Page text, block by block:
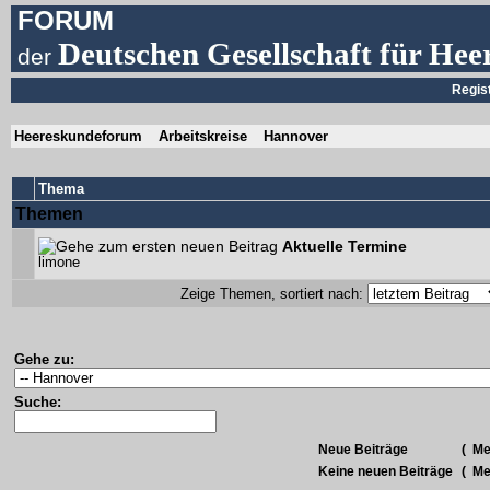
FORUM
derDeutschen Gesellschaft für
Heereskundeforum Arbeitskreise Hannover
Thema
Themen
Aktuelle Termine
limone
Zeige Themen, sortiert nach:
Gehe zu:
Suche:
Neue Beiträge (
Keine neuen Beiträge
(